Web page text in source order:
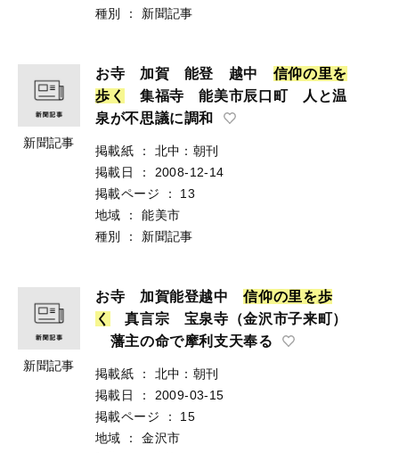
種別
： 新聞記事
新聞記事
お寺 加賀 能登 越中 信仰の里を
歩 く
集福寺 能美市辰口町 人と温
泉が不思議に調和
掲載紙 ：
北中：朝刊
掲載日
：
2008-12-14
掲載ページ
：
13
地域
：
能美市
種別
： 新聞記事
新聞記事
お寺 加賀能登越中信仰の里を歩
く
真言宗 宝泉寺（金沢市子来町）
藩主の命で摩利支天奉る
掲載紙 ：
北中：朝刊
掲載日
：
2009-03-15
掲載ページ
：
15
地域
：
金沢市